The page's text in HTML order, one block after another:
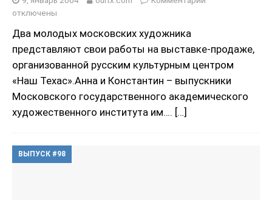
отключены
Два молодых московских художника
представляют свои работы на выставке-продаже,
организованной русским культурным центром
«Наш Техас».Анна и Константин – выпускники
Московского государственного академического
художественного института им…. […]
ВЫПУСК #98